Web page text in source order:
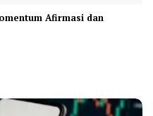
Afirmasi dan